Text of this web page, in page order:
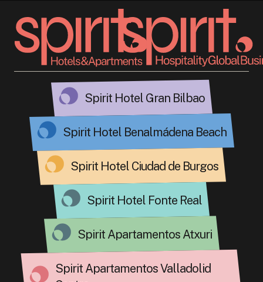
Spirit Hotel Gran Bilbao
Spirit Hotel Benalmádena Beach
Spirit Hotel Ciudad de Burgos
Spirit Hotel Fonte Real
Spirit Apartamentos Atxuri
Spirit Apartamentos Valladolid